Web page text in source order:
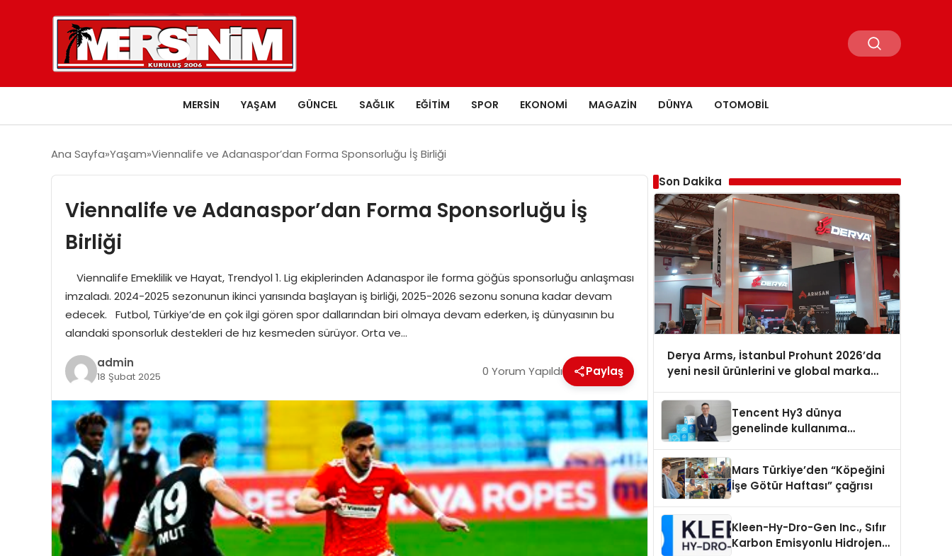
MERSIN YAŞAM GÜNCEL SAĞLIK EĞITIM SPOR EKONOMI MAGAZIN DÜNYA OTOMOBIL
Ana Sayfa Yaşam Viennalife ve Adanaspor’dan Forma Sponsorluğu İş Birliği
Viennalife ve Adanaspor’dan Forma Sponsorluğu İş
Birliği
Viennalife Emeklilik ve Hayat, Trendyol 1. Lig ekiplerinden Adanaspor ile forma göğüs sponsorluğu anlaşması
imzaladı. 2024-2025 sezonunun ikinci yarısında başlayan iş birliği, 2025-2026 sezonu sonuna kadar devam
edecek. Futbol, Türkiye’de en çok ilgi gören spor dallarından biri olmaya devam ederken, iş dünyasının bu
alandaki sponsorluk destekleri de hız kesmeden sürüyor. Orta ve…
admin
18 Şubat 2025 0 Yorum Yapıldı Paylaş
Son Dakika
Derya Arms, İstanbul Prohunt 2026’da
yeni nesil ürünlerini ve global marka
Tencent Hy3 dünya
genelinde kullanıma
Mars Türkiye’den “Köpeğini
İşe Götür Haftası” çağrısı
Kleen-Hy-Dro-Gen Inc., Sıfır
Karbon Emisyonlu Hidrojen